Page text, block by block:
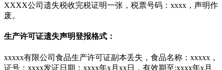
XXXX公司遗失税收完税证明一张，税票号码：xxxx，声明作
废。
生产许可证遗失声明登报格式：
xxxxx有限公司食品生产许可证副本丢失，食品名称：xxxxx，
证号：xxxx发证日期：xxxx年x月xx日，有效期至:xxxx年x月